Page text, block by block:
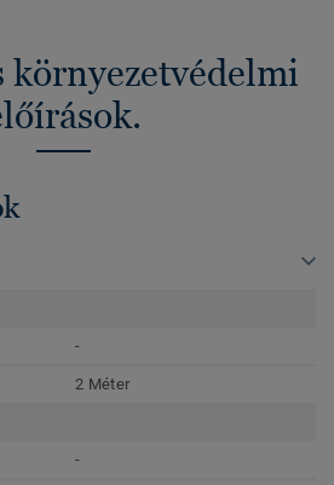
környezetvédelmi
-
2 Méter
-